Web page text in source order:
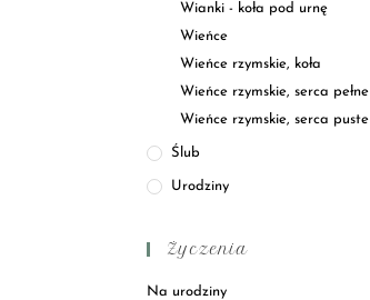
Wianki - koła pod urnę
Wieńce
Wieńce rzymskie, koła
Wieńce rzymskie, serca pełne
Wieńce rzymskie, serca puste
Ślub
Urodziny
Życzenia
Na urodziny